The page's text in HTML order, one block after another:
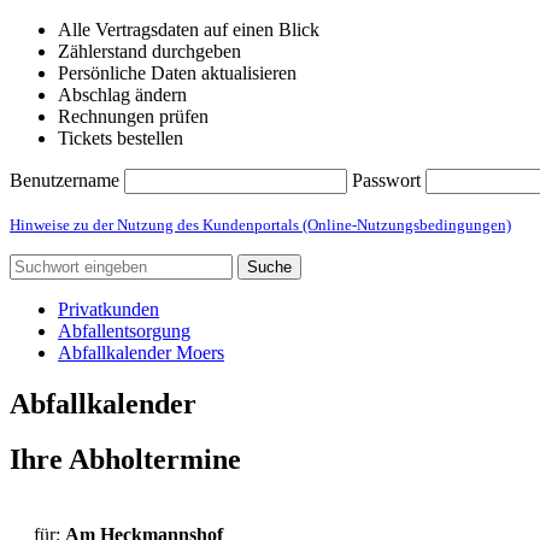
Alle Vertragsdaten auf einen Blick
Zählerstand durchgeben
Persönliche Daten aktualisieren
Abschlag ändern
Rechnungen prüfen
Tickets bestellen
Benutzername Passwort
Hinweise zu der Nutzung des Kundenportals (Online-Nutzungsbedingungen)
Suche
Privatkunden
Abfallentsorgung
Abfallkalender Moers
Abfallkalender
Ihre Abholtermine
für: Am Heckmannshof